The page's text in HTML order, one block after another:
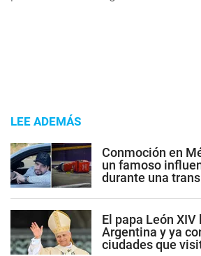
LEE ADEMÁS
Conmoción en
un famoso
durante una
El papa León XIV
Argentina y ya
ciudades que